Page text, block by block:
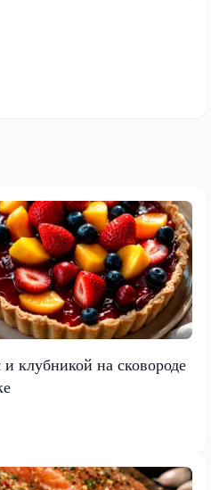
клубникой на сковороде